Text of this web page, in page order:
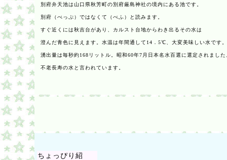
別府弁天池は山口県秋芳町の別府厳島神社の境内にある池です。
別府 （べっぷ）ではなくて（べふ）と読みます。
すぐ近くには秋吉台があり、カルスト台地からわき出るその水は
澄んだ青色に見えます。水温は年間通して14．5℃、大変美味しい水です。
湧出量は毎秒約168リットル。 昭和60年7月日本名水百選に選定されました
不老長寿の水と言われています。
ちょっぴり紹